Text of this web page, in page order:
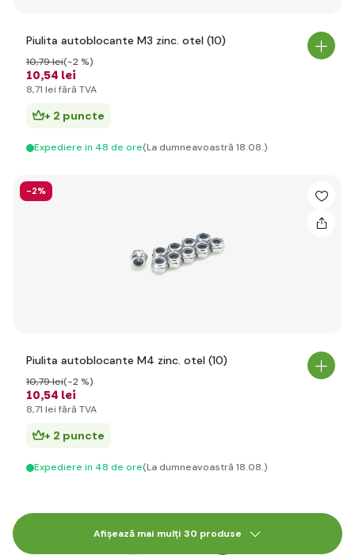
Piulita autoblocante M3 zinc. otel (10)
10,54 lei
10,79 lei(-2 %)
8,71 lei fără TVA
+ 2 puncte
Expediere in 48 de ore(La dumneavoastră 18.08.)
-2%
Piulita autoblocante M4 zinc. otel (10)
10,54 lei
10,79 lei(-2 %)
8,71 lei fără TVA
+ 2 puncte
Expediere in 48 de ore(La dumneavoastră 18.08.)
Afișează mai mulți 30 produse